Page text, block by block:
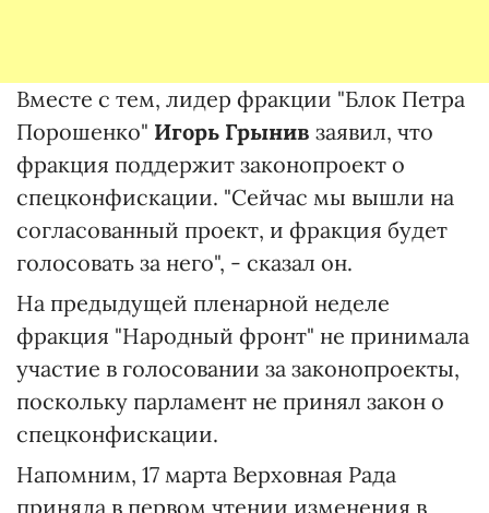
Вместе с тем, лидер фракции "Блок Петра
Порошенко" Игорь Грынив заявил, что
фракция поддержит законопроект о
спецконфискации. "Сейчас мы вышли на
согласованный проект, и фракция будет
голосовать за него", - сказал он.
На предыдущей пленарной неделе
фракция "Народный фронт" не принимала
участие в голосовании за законопроекты,
поскольку парламент не принял закон о
спецконфискации.
Напомним, 17 марта Верховная Рада
приняла в первом чтении изменения в